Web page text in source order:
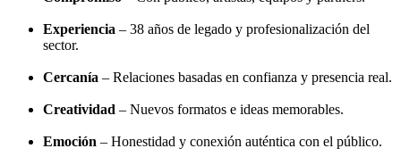
Experiencia – 38 años de legado y profesionalización del
sector.
Cercanía – Relaciones basadas en confianza y presencia real.
Creatividad – Nuevos formatos e ideas memorables.
Emoción – Honestidad y conexión auténtica con el público.